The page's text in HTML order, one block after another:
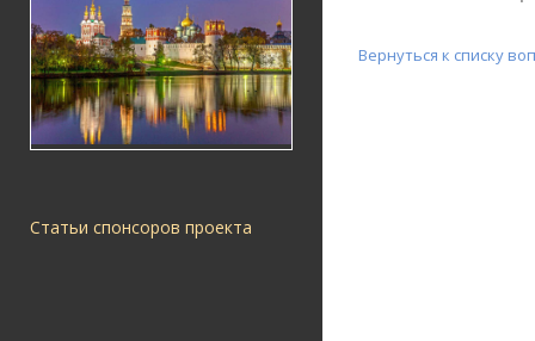
Статьи спонсоров проекта
Вернуться к списку